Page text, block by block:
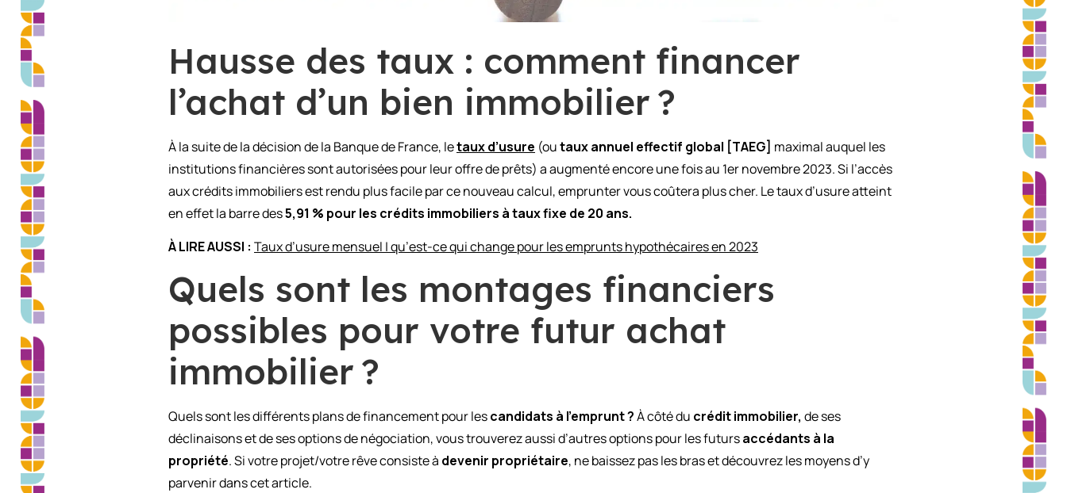
Hausse des taux : comment financer
l’achat d’un bien immobilier ?
À la suite de la décision de la Banque de France, letaux d’usure (outaux annuel effectif global [TAEG] maximal auquel les
institutions financières sont autorisées pour leur offre de prêts) a augmenté encore une fois au 1er novembre 2023. Si l’accès
aux crédits immobiliers est rendu plus facile par ce nouveau calcul, emprunter vous coûtera plus cher. Le taux d’usure atteint
en effet la barre des5,91 % pour les crédits immobiliers à taux fixe de 20 ans.
À LIRE AUSSI : Taux d’usure mensuel | qu’est-ce qui change pour les emprunts hypothécaires en 2023
Quels sont les montages financiers
possibles pour votre futur achat
immobilier ?
Quels sont les différents plans de financement pour lescandidats à l’emprunt ?À côté du crédit immobilier, de ses
déclinaisons et de ses options de négociation, vous trouverez aussi d’autres options pour les futursaccédants à la
propriété. Si votre projet/votre rêve consiste à devenir propriétaire, ne baissez pas les bras et découvrez les moyens d’y
parvenir dans cet article.